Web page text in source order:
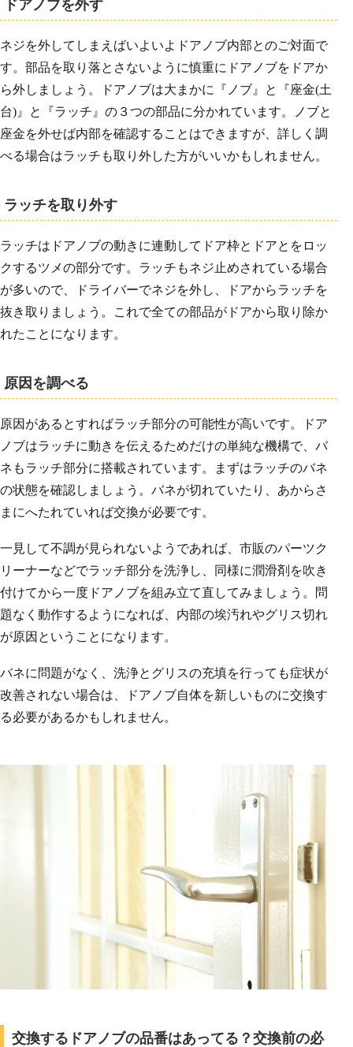
ドアノブを外す
ネジを外してしまえばいよいよドアノブ内部とのご対面で
す。部品を取り落とさないように慎重にドアノブをドアか
ら外しましょう。ドアノブは大まかに『ノブ』と『座金(土
台)』と『ラッチ』の３つの部品に分かれています。ノブと
座金を外せば内部を確認することはできますが、詳しく調
べる場合はラッチも取り外した方がいいかもしれません。
ラッチを取り外す
ラッチはドアノブの動きに連動してドア枠とドアとをロッ
クするツメの部分です。ラッチもネジ止めされている場合
が多いので、ドライバーでネジを外し、ドアからラッチを
抜き取りましょう。これで全ての部品がドアから取り除か
れたことになります。
原因を調べる
原因があるとすればラッチ部分の可能性が高いです。ドア
ノブはラッチに動きを伝えるためだけの単純な機構で、バ
ネもラッチ部分に搭載されています。まずはラッチのバネ
の状態を確認しましょう。バネが切れていたり、あからさ
まにへたれていれば交換が必要です。
一見して不調が見られないようであれば、市販のパーツク
リーナーなどでラッチ部分を洗浄し、同様に潤滑剤を吹き
付けてから一度ドアノブを組み立て直してみましょう。問
題なく動作するようになれば、内部の埃汚れやグリス切れ
が原因ということになります。
バネに問題がなく、洗浄とグリスの充填を行っても症状が
改善されない場合は、ドアノブ自体を新しいものに交換す
る必要があるかもしれません。
交換するドアノブの品番はあってる？交換前の必